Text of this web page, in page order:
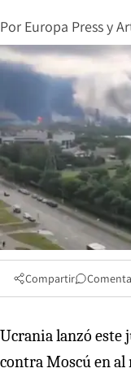
Por Europa Pressy
Compartir
Ucrania lanzó este
contra Moscú en al